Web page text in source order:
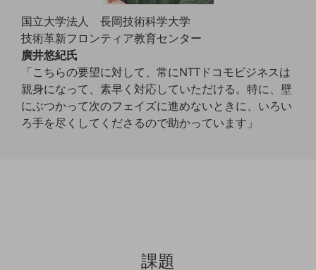
ビジネス向けスマートフォン
タフネススマートフォン
データ通信製品
ドコモケータイ
5G対応ホームルーター
ドコモBiz データ無制限 ドコモ MAX ドコモ mini ドコモBiz かけ放題
国立大学法人 長岡技術科学大学
技術革新フロンティア教育センター
廣井悠紀氏
「こちらの要望に対して、常にNTTドコモビジネスは
親身になって、素早く対応していただける。特に、壁
にぶつかって次のフェイズに進めないときに、いろい
ろ手を尽くしてくださるので助かっています」
課題